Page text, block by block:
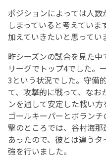
ポジションによっては人
しまっていると考えてい
加えていきたいと思ってい
昨シーズンの試合を見た
リーグでトップ4でした。
3という状況でした。守備
て、攻撃的に戦って、な
ンを通して安定した戦い方
ゴールキーパーとボラン
撃のところでは、谷村海
あったので、彼とは違う
強を行いました。